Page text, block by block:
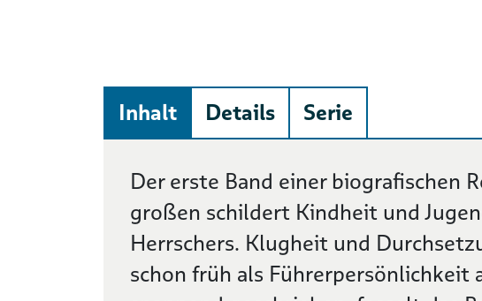
Inhalt Details Serie
Beschreibung
Der erste Band einer biografischen
großen schildert Kindheit und
Herrschers. Klugheit und
schon früh als Führerpersönlichkeit